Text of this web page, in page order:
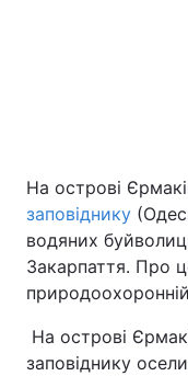
На острові
заповіднику
водяних
Закарпаття. Про
На острові
заповіднику